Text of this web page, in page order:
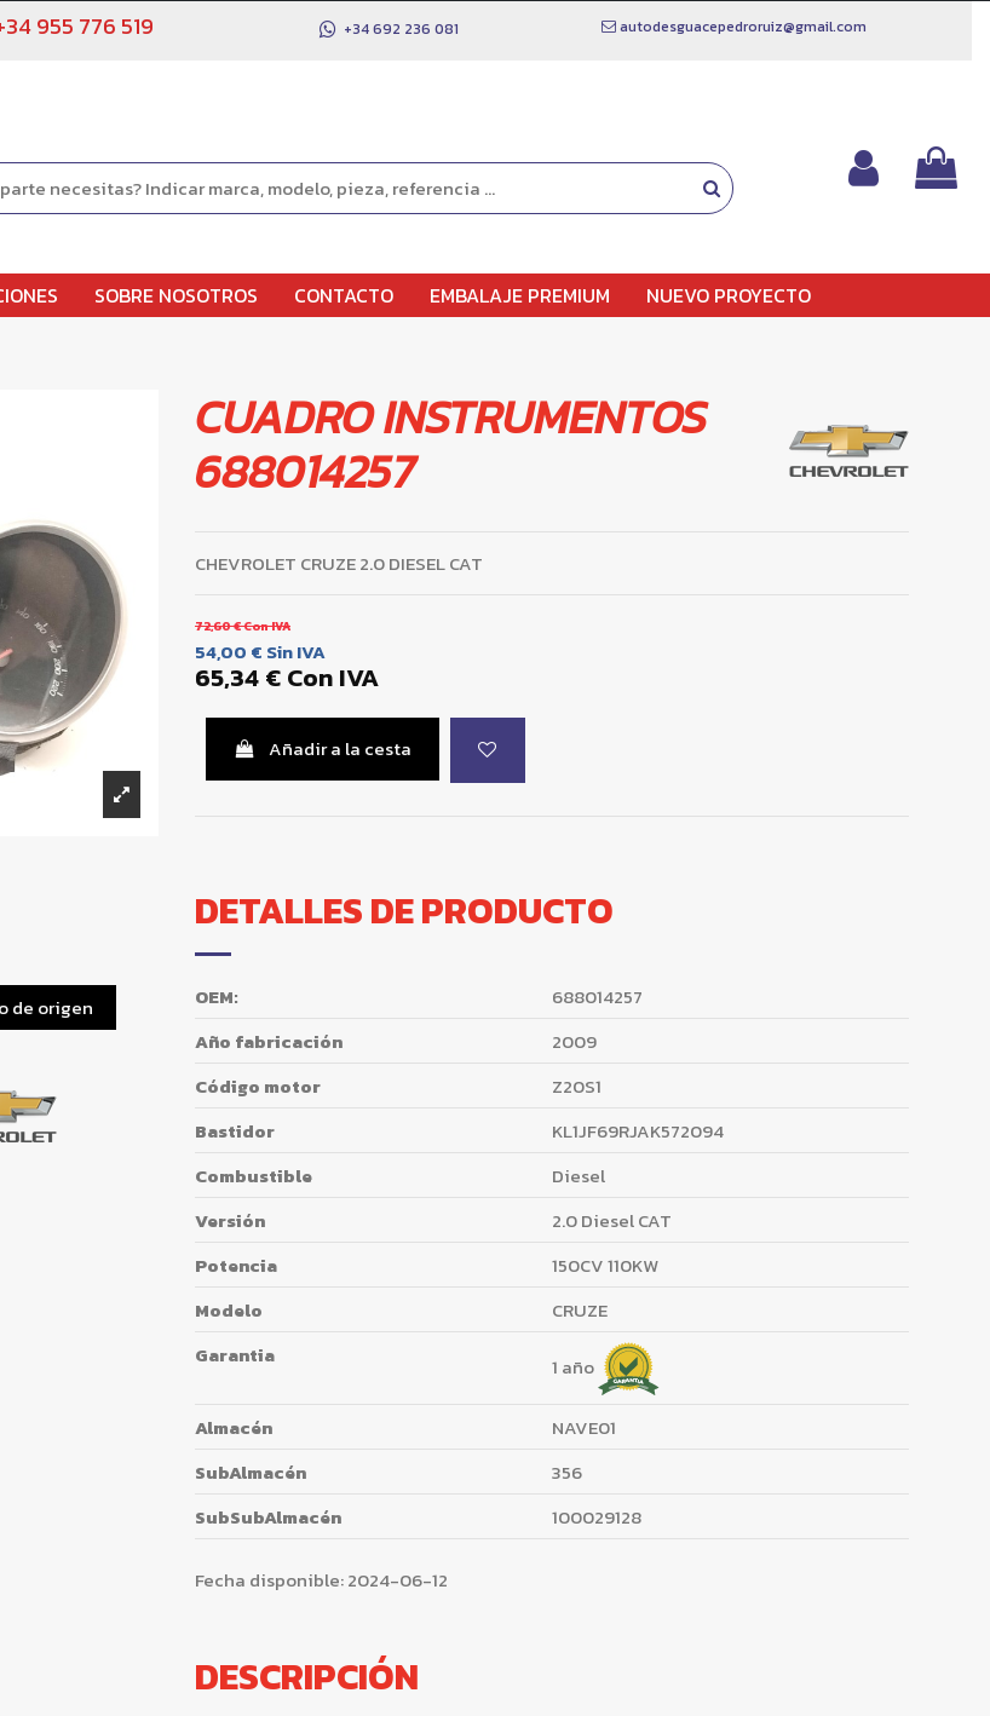
955 776 519 +34 692 236 081 autodesguacepedroruiz@gmail.com
SOBRE NOSOTROS CONTACTO EMBALAJE PREMIUM NUEVO PROYECTO
de origen
CUADRO INSTRUMENTOS
688014257
CHEVROLET CRUZE 2.0 DIESEL CAT
72,60 €Con IVA
54,00 € Sin IVA
65,34 €Con IVA
Añadir a la cesta
DETALLES DE PRODUCTO
OEM:
688014257
Año fabricación
2009
Código motor
Z20S1
Bastidor
KL1JF69RJAK572094
Combustible
Diesel
Versión
2.0 Diesel CAT
Potencia
150CV 110KW
Modelo
CRUZE
Garantia
1 año
Almacén
NAVE01
SubAlmacén
356
SubSubAlmacén
100029128
Fecha disponible:2024-06-12
DESCRIPCIÓN